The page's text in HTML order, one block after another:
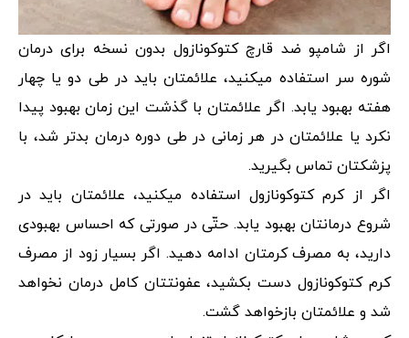
اگر از شامپو ضد قارچ کتوکونازول بدون نسخه برای درمان
شوره سر استفاده میکنید، علائمتان باید در طی دو یا چهار
هفته بهبود یابد. اگر علائمتان با گذشت این زمان بهبود پیدا
نکرد یا علائمتان در هر زمانی در طی دوره درمان بدتر شد، با
پزشکتان تماس بگیرید.
اگر از کرم کتوکونازول استفاده میکنید، علائمتان باید در
شروع درمانتان بهبود یابد. حتّی در صورتی که احساس بهبودی
دارید، به مصرف کرمتان ادامه دهید. اگر بسیار زود از مصرف
کرم کتوکونازول دست بکشید، عفونتتان کامل درمان نخواهد
شد و علائمتان بازخواهد گشت.